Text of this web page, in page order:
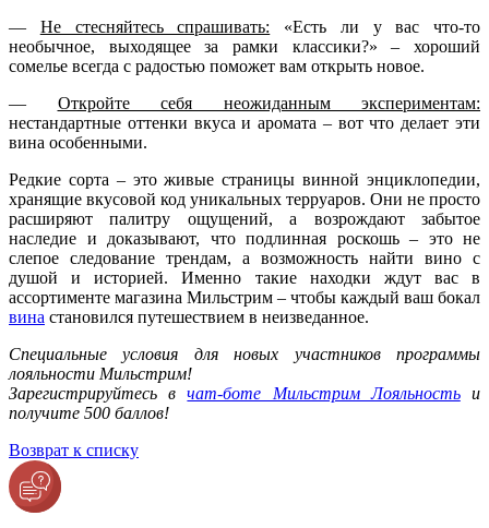
— Не стесняйтесь спрашивать: «Есть ли у вас что-то
необычное, выходящее за рамки классики?» – хороший
сомелье всегда с радостью поможет вам открыть новое.
— Откройте себя неожиданным экспериментам:
нестандартные оттенки вкуса и аромата – вот что делает эти
вина особенными.
Редкие сорта – это живые страницы винной энциклопедии,
хранящие вкусовой код уникальных терруаров. Они не просто
расширяют палитру ощущений, а возрождают забытое
наследие и доказывают, что подлинная роскошь – это не
слепое следование трендам, а возможность найти вино с
душой и историей. Именно такие находки ждут вас в
ассортименте магазина Мильстрим – чтобы каждый ваш бокал
вина становился путешествием в неизведанное.
Специальные условия для новых участников программы
лояльности Мильстрим!
Зарегистрируйтесь вчат-боте Мильстрим Лояльностьи
получите 500 баллов!
Возврат к списку